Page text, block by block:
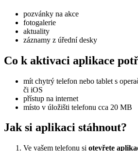
pozvánky na akce
fotogalerie
aktuality
záznamy z úřední desky
Co k aktivaci aplikace
mít chytrý telefon nebo tablet s
či iOS
přístup na internet
místo v úložišti telefonu cca 20 MB
Jak si aplikaci stáhnout?
Ve vašem telefonu si otevřete